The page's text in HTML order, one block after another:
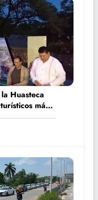
Huasteca
más